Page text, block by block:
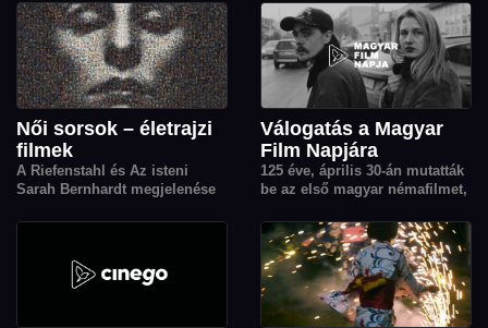
Női sorsok – életrajzi
filmek
A Riefenstahl és Az isteni
Sarah Bernhardt megjelenése
bemutató életrajzi- és
válogattunk.
Válogatás a Magyar
Film Napjára
125 éve, április 30-án mutatták
be az első magyar némafilmet,
Napján. Ebből az alkalomból
12 magyar filmet gyűjtöttünk
össze nektek, a válogatásban
Simonyi Balázs Kékkör című,
tíz részes országjáró sorozata
is helyet kapott.